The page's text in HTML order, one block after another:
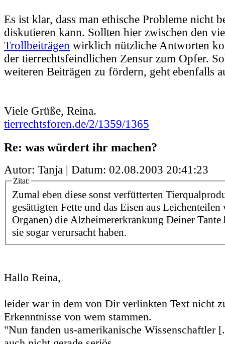
Es ist klar, dass man ethische Probleme nicht
diskutieren kann. Sollten hier zwischen den
Trollbeiträgen wirklich nützliche Antworten
der tierrechtsfeindlichen Zensur zum Opfer.
weiteren Beiträgen zu fördern, geht ebenfalls
Viele Grüße, Reina.
tierrechtsforen.de/2/1359/1365
Re: was würdert ihr machen?
Autor: Tanja | Datum: 02.08.2003 20:41:23
Zitat:
Zumal eben diese sonst verfütterten
gesättigten Fette und das Eisen aus Leichenteilen
Organen) die Alzheimererkrankung Deiner Tante
sie sogar verursacht haben.
Hallo Reina,
leider war in dem von Dir verlinkten Text nicht
Erkenntnisse von wem stammen.
"Nun fanden us-amerikanische Wissenschaftler